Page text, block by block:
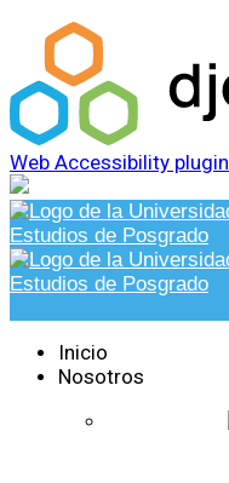
Web Accessibility plugin
Inicio
Nosotros